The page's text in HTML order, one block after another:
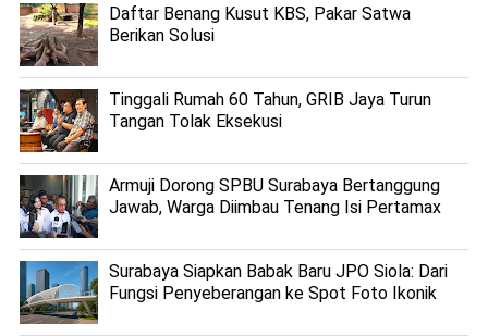
Daftar Benang Kusut KBS, Pakar Satwa
Berikan Solusi
Tinggali Rumah 60 Tahun, GRIB Jaya Turun
Tangan Tolak Eksekusi
Armuji Dorong SPBU Surabaya Bertanggung
Jawab, Warga Diimbau Tenang Isi Pertamax
Surabaya Siapkan Babak Baru JPO Siola: Dari
Fungsi Penyeberangan ke Spot Foto Ikonik